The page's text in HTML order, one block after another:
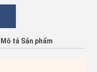
Mô tả Sản phẩm